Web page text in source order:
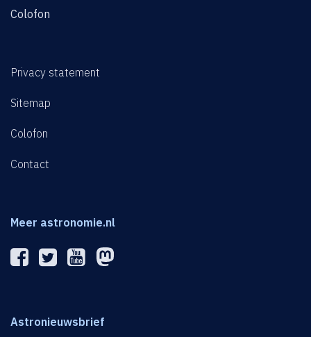
Colofon
Privacy statement
Sitemap
Colofon
Contact
Meer astronomie.nl
Astronieuwsbrief